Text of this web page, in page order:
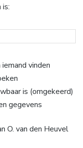
vinden
is (omgekeerd)
gegevens
O. van den Heuvel